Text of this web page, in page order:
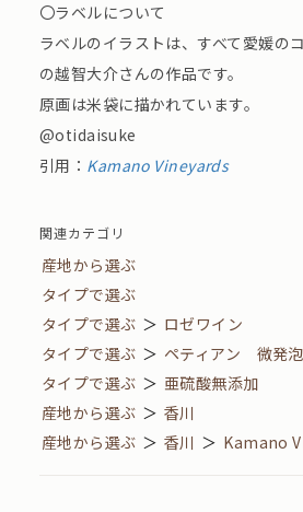
〇ラベルについて
ラベルのイラストは、すべて愛媛の
の越智大介さんの作品です。
原画は米袋に描かれています。
@otidaisuke
引用： Kamano Vineyards
関連カテゴリ
産地から選ぶ
タイプで選ぶ
タイプで選ぶ ＞ ロゼワイン
タイプで選ぶ ＞ ペティアン 微発泡
タイプで選ぶ ＞ 亜硫酸無添加
産地から選ぶ ＞ 香川
産地から選ぶ ＞ 香川 ＞ Kamano